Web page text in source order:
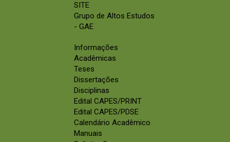
SITE
Grupo de Altos Estudos
- GAE
Informações
Acadêmicas
Teses
Dissertações
Disciplinas
Edital CAPES/PRINT
Edital CAPES/PDSE
Calendário Acadêmico
Manuais